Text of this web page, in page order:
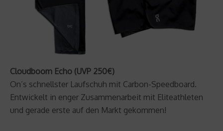
Cloudboom Echo (UVP 250€)
On’s schnellster Laufschuh mit Carbon-Speedboard.
Entwickelt in enger Zusammenarbeit mit Eliteathleten
und gerade erste auf den Markt gekommen!